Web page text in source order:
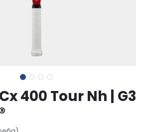
400 Tour Nh | G3